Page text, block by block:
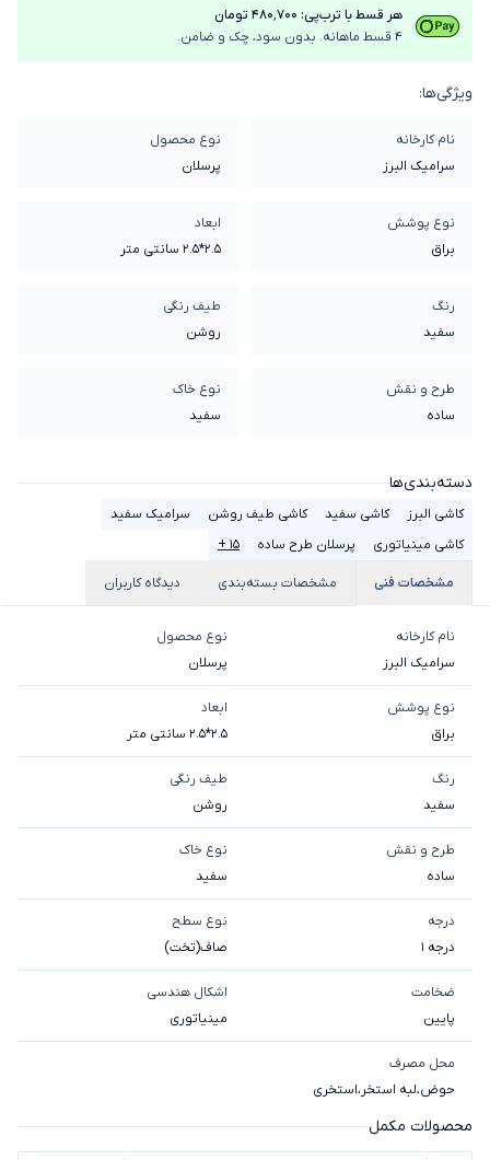
هر قسط با ترب‌پی: ۴۸۰٬۷۰۰ تومان
4 قسط ماهانه. بدون سود، چک و ضامن.
ویژگی‌ها:
نام کارخانه
سرامیک البرز
نوع محصول
پرسلان
نوع پوشش
براق
ابعاد
2.5*2.5 سانتی متر
رنگ
سفید
طیف رنگی
روشن
طرح و نقش
ساده
نوع خاک
سفيد
دسته‌بندی‌ها
کاشی البرز کاشی سفید کاشی طیف روشن
سرامیک سفید
کاشی مینیاتوری
پرسلان طرح ساده ۱۵ +
مشخصات فنی مشخصات بسته‌بندی دیدگاه کاربران
نام کارخانه
سرامیک البرز
نوع محصول
پرسلان
نوع پوشش
براق
ابعاد
2.5*2.5 سانتی متر
رنگ
سفید
طیف رنگی
روشن
طرح و نقش
ساده
نوع خاک
سفيد
درجه
درجه 1
نوع سطح
صاف(تخت)
ضخامت
پایین
اشکال هندسی
مینیاتوری
محل مصرف
حوض،لبه استخر ،استخری
محصولات مکمل